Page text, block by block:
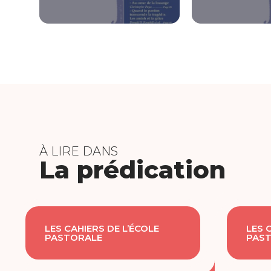
À LIRE DANS
La prédication
LES CAHIERS DE L’ÉCOLE
PASTORALE
LES